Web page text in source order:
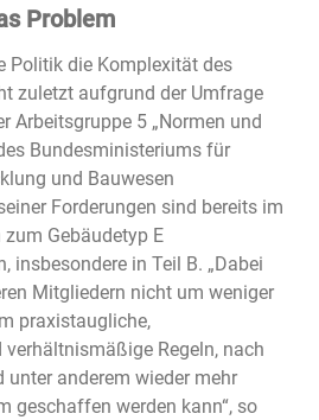
Problem
Politik die Komplexität des
zuletzt aufgrund der Umfrage
Arbeitsgruppe 5 „Normen und
Bundesministeriums für
und Bauwesen
Forderungen sind bereits im
Gebäudetyp E
insbesondere in Teil B. „Dabei
Mitgliedern nicht um weniger
praxistaugliche,
Regeln, nach
unter anderem wieder mehr
geschaffen werden kann“, so